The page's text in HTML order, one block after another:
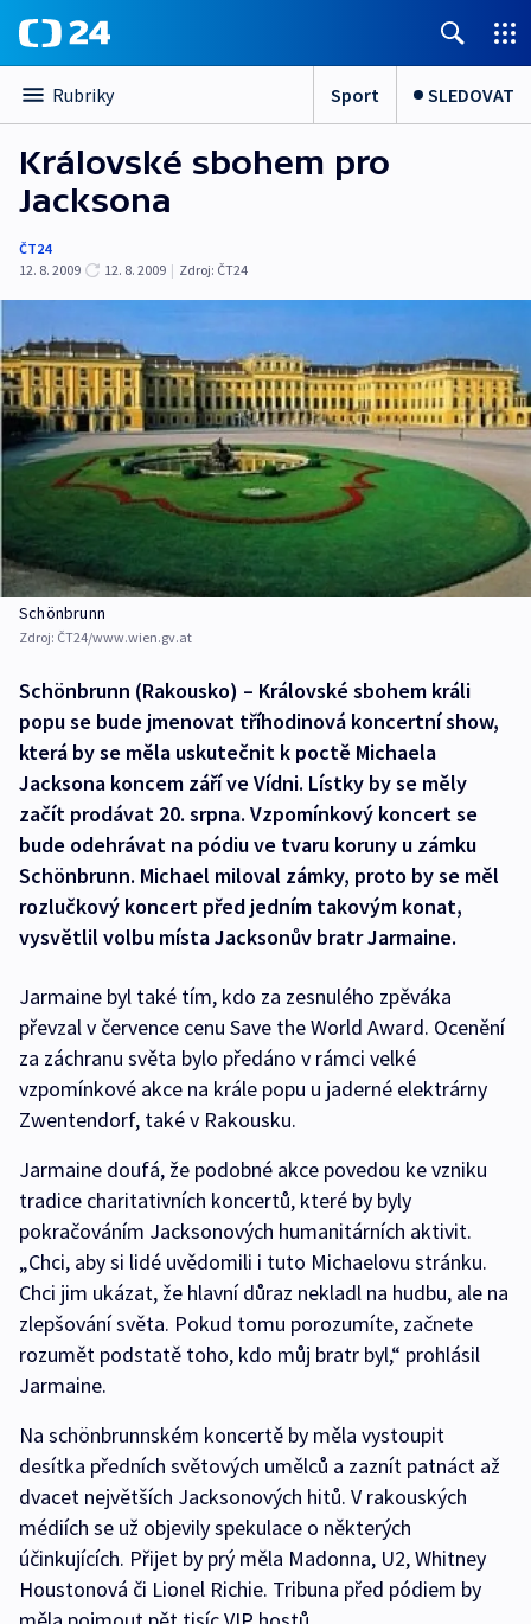
Rubriky Sport SLEDOVAT
Královské sbohem pro
Jacksona
ČT24
12. 8. 2009
12. 8. 2009 | Zdroj: ČT24
Schönbrunn
Zdroj: ČT24/www.wien.gv.at
Schönbrunn (Rakousko) – Královské sbohem králi
popu se bude jmenovat tříhodinová koncertní show,
která by se měla uskutečnit k poctě Michaela
Jacksona koncem září ve Vídni. Lístky by se měly
začít prodávat 20. srpna. Vzpomínkový koncert se
bude odehrávat na pódiu ve tvaru koruny u zámku
Schönbrunn. Michael miloval zámky, proto by se měl
rozlučkový koncert před jedním takovým konat,
vysvětlil volbu místa Jacksonův bratr Jarmaine.
Jarmaine byl také tím, kdo za zesnulého zpěváka
převzal v července cenu Save the World Award. Ocenění
za záchranu světa bylo předáno v rámci velké
vzpomínkové akce na krále popu u jaderné elektrárny
Zwentendorf, také v Rakousku.
Jarmaine doufá, že podobné akce povedou ke vzniku
tradice charitativních koncertů, které by byly
pokračováním Jacksonových humanitárních aktivit.
„Chci, aby si lidé uvědomili i tuto Michaelovu stránku.
Chci jim ukázat, že hlavní důraz nekladl na hudbu, ale na
zlepšování světa. Pokud tomu porozumíte, začnete
rozumět podstatě toho, kdo můj bratr byl,“ prohlásil
Jarmaine.
Na schönbrunnském koncertě by měla vystoupit
desítka předních světových umělců a zaznít patnáct až
dvacet největších Jacksonových hitů. V rakouských
médiích se už objevily spekulace o některých
účinkujících. Přijet by prý měla Madonna, U2, Whitney
Houstonová či Lionel Richie. Tribuna před pódiem by